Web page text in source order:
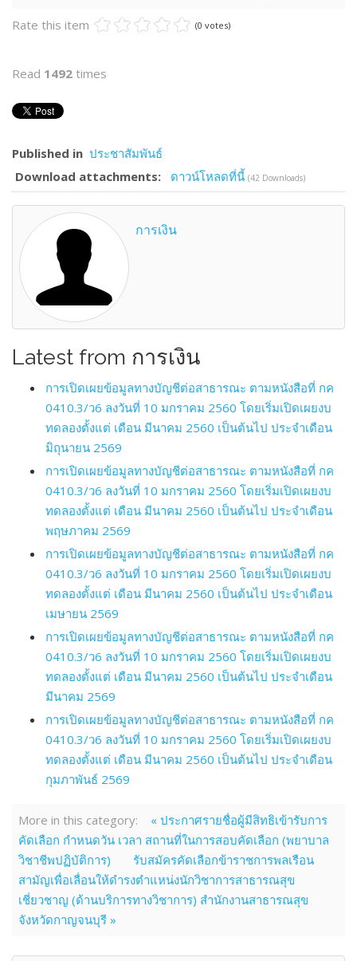
Rate this item (0 votes)
Read 1492 times
Published in ประชาสัมพันธ์
Download attachments:
ดาวน์โหลดที่นี้ (42 Downloads)
การเงิน
Latest from การเงิน
การเปิดเผยข้อมูลทางบัญชีต่อสาธารณะ ตามหนังสือที่ กค
0410.3/ว6 ลงวันที่ 10 มกราคม 2560 โดยเริ่มเปิดเผยงบ
ทดลองตั้งแต่ เดือน มีนาคม 2560 เป็นต้นไป ประจำเดือน
มิถุนายน 2569
การเปิดเผยข้อมูลทางบัญชีต่อสาธารณะ ตามหนังสือที่ กค
0410.3/ว6 ลงวันที่ 10 มกราคม 2560 โดยเริ่มเปิดเผยงบ
ทดลองตั้งแต่ เดือน มีนาคม 2560 เป็นต้นไป ประจำเดือน
พฤษภาคม 2569
การเปิดเผยข้อมูลทางบัญชีต่อสาธารณะ ตามหนังสือที่ กค
0410.3/ว6 ลงวันที่ 10 มกราคม 2560 โดยเริ่มเปิดเผยงบ
ทดลองตั้งแต่ เดือน มีนาคม 2560 เป็นต้นไป ประจำเดือน
เมษายน 2569
การเปิดเผยข้อมูลทางบัญชีต่อสาธารณะ ตามหนังสือที่ กค
0410.3/ว6 ลงวันที่ 10 มกราคม 2560 โดยเริ่มเปิดเผยงบ
ทดลองตั้งแต่ เดือน มีนาคม 2560 เป็นต้นไป ประจำเดือน
มีนาคม 2569
การเปิดเผยข้อมูลทางบัญชีต่อสาธารณะ ตามหนังสือที่ กค
0410.3/ว6 ลงวันที่ 10 มกราคม 2560 โดยเริ่มเปิดเผยงบ
ทดลองตั้งแต่ เดือน มีนาคม 2560 เป็นต้นไป ประจำเดือน
กุมภาพันธ์ 2569
More in this category:
« ประกาศรายชื่อผู้มีสิทธิเข้ารับการ
คัดเลือก กำหนดวัน เวลา สถานที่ในการสอบคัดเลือก (พยาบาล
วิชาชีพปฏิบัติการ)
รับสมัครคัดเลือกข้าราชการพลเรือน
สามัญเพื่อเลื่อนให้ดำรงตำแหน่งนักวิชาการสาธารณสุข
เชี่ยวชาญ (ด้านบริการทางวิชาการ) สำนักงานสาธารณสุข
จังหวัดกาญจนบุรี »